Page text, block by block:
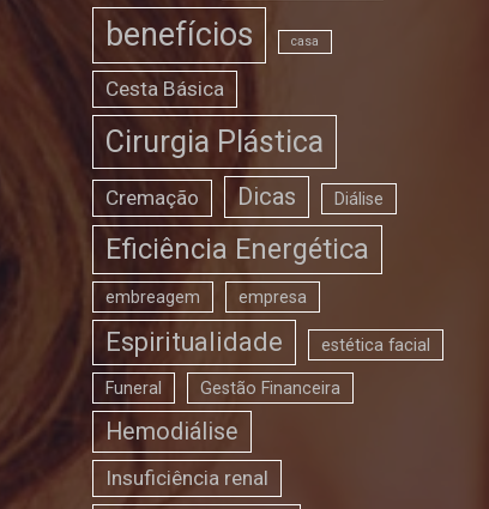
benefícios casa
Cesta Básica
Cirurgia Plástica
Cremação Dicas Diálise
Eficiência Energética
embreagem empresa
Espiritualidade estética facial
Funeral Gestão Financeira
Hemodiálise
Insuficiência renal